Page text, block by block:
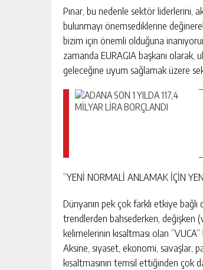
Pınar, bu nedenle sektör liderlerini,
bulunmayı önemsediklerine
bizim için önemli olduğuna
zamanda EURAGIA başkanı olarak,
geleceğine uyum sağlamak üzere
“YENİ NORMALİ ANLAMAK İÇİN
Dünyanın pek çok farklı etkiye
trendlerden bahsederken, değişken
kelimelerinin kısaltması olan
Aksine, siyaset, ekonomi, savaşlar,
kısaltmasının temsil ettiğinden çok